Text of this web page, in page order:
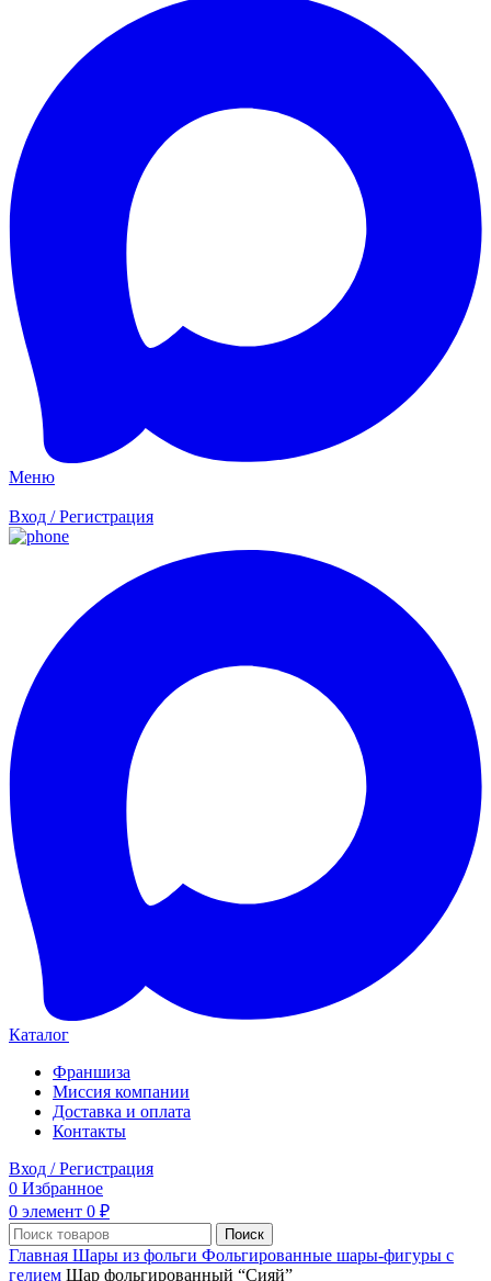
Меню
Вход / Регистрация
Каталог
Франшиза
Миссия компании
Доставка и оплата
Контакты
Вход / Регистрация
0 Избранное
0 элемент 0 ₽
Поиск
Главная Шары из фольги Фольгированные шары-фигуры с
гелием Шар фольгированный “Сияй”